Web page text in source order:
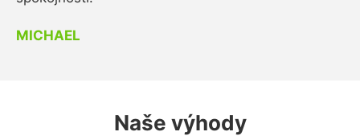
MICHAEL
Naše výhody